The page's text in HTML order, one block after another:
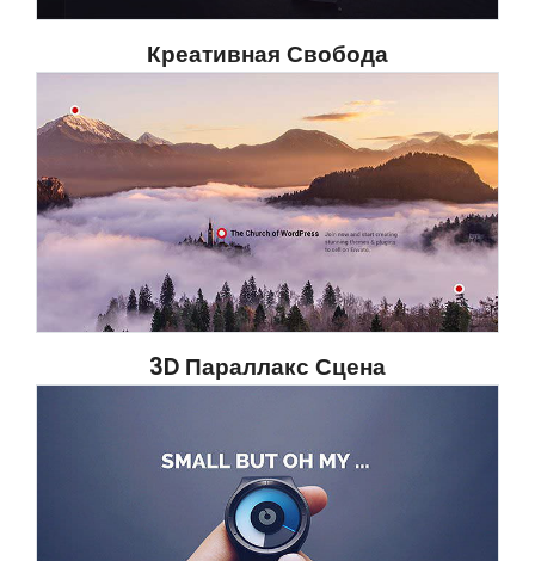
Креативная Свобода
3D Параллакс Сцена